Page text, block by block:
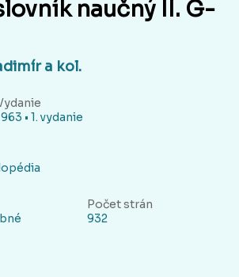
naučný II. G-
a kol.
• 1. vydanie
Počet strán
932